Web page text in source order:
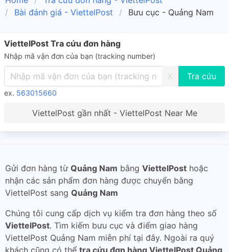
Bài đánh giá - ViettelPost
Bưu cục - Quảng Nam
ViettelPost Tra cứu đơn hàng
Nhập mã vận đơn của bạn (tracking number)
X
ex. 563015660
ViettelPost gần nhất - ViettelPost Near Me
Gửi đơn hàng từ Quảng Nam bằng ViettelPost hoặc
nhận các sản phẩm đơn hàng được chuyển bằng
ViettelPost sang Quảng Nam
Chúng tôi cung cấp dịch vụ kiểm tra đơn hàng theo số
ViettelPost. Tìm kiếm bưu cục và điểm giao hàng
ViettelPost Quảng Nam miễn phí tại đây. Ngoài ra quý
khách cũng có thể tra cứu đơn hàng ViettelPost Quảng